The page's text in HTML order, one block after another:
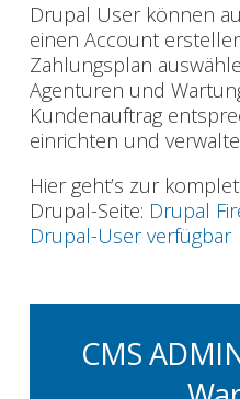
Drupal User können
einen Account
Zahlungsplan
Agenturen und
Kundenauftrag
einrichten und
Hier geht’s zur
Drupal-Seite: Drupal
Drupal-User verfügbar
CMS